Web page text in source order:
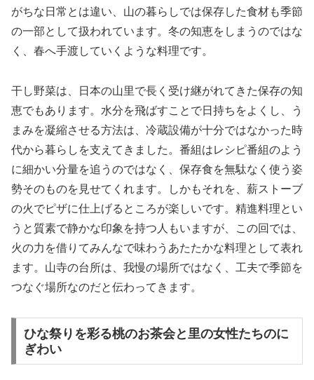
がちな日常とは違い、山の暮らしでは保存した食材も季節
の一部として扱われています。冬の知恵をしまうのではな
く、春へ手渡していくような料理です。
干し野菜は、日本の山里で長く受け継がれてきた保存の知
恵でもあります。水分を飛ばすことで日持ちをよくし、う
まみを凝縮させる方法は、冷蔵設備が十分ではなかった時
代から暮らしを支えてきました。番組はレシピ番組のよう
に細かい分量を追うのではなく、保存食を無駄なく使う姿
勢そのものを見せてくれます。しかもそれを、薪ストーブ
の火でピザに仕上げるところが楽しいです。精進料理とい
うと質素で静かな印象を持つ人もいますが、この回では、
火の力を借りてみんなで味わうあたたかな料理として表れ
ます。山寺の台所は、我慢の場所ではなく、工夫で季節を
つなぐ場所なのだと伝わってきます。
ひな祭りを彩る桃のお茶会と里の女性たちのに
ぎわい